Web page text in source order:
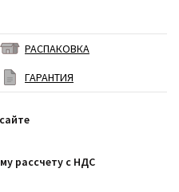
РАСПАКОВКА
ГАРАНТИЯ
рассчету с НДС